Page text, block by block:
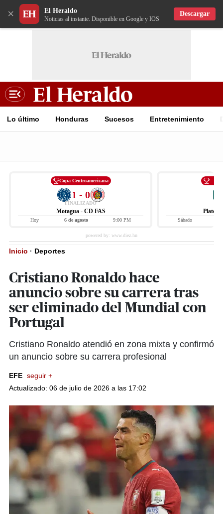
× El Heraldo
Noticias al instante. Disponible en Google y IOS
Descargar
Lo último Honduras Sucesos Entretenimiento
Copa Centroamericana
1 - 0
FINALIZADO
Motagua - CD FAS
Hoy 6 de agosto 9:00 PM Sábado
Inicio · Deportes
Cristiano Ronaldo hace
anuncio sobre su carrera tras
ser eliminado del Mundial con
Portugal
Cristiano Ronaldo atendió en zona mixta y confirmó
un anuncio sobre su carrera profesional
EFE seguir +
Actualizado: 06 de julio de 2026 a las 17:02